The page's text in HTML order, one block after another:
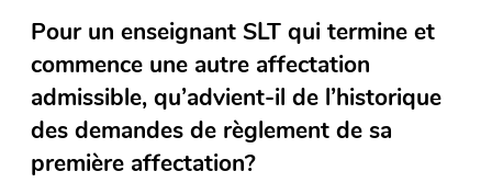
Pour un enseignant SLT qui termine et
commence une autre affectation
admissible, qu’advient-il de l’historique
des demandes de règlement de sa
première affectation?